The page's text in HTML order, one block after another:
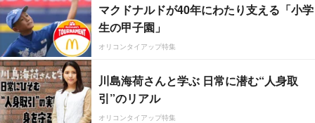
マクドナルドが40年にわたり支える「小学
生の甲子園」
オリコンタイアップ特集
川島海荷さんと学ぶ 日常に潜む“人身取
引”のリアル
オリコンタイアップ特集